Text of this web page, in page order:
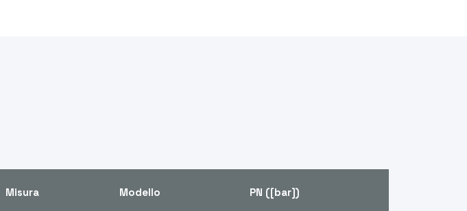
Misura Modello PN ([bar])